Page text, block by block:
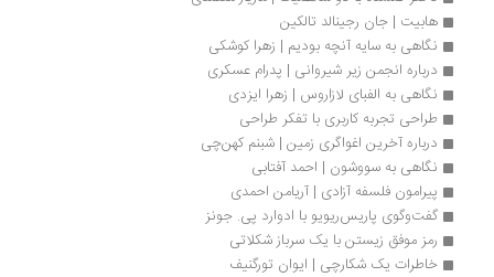
هابیت | جان رجینالد تالکین
نگاهی به سایه آنچه بودیم | زهرا کوشکی
درباره انجمن زیر شیروانی | پدرام عسکری
نگاهی به الفبای لازاروس | زهرا ایزدی
طراحی تجربه کاربری با تفکر طراحی
درباره آخرین اغواگری زمین | شبنم کهن‌چی
نگاهی به سووشون | احمد آفتابی
پیرامون فلسفه‌ آزادی | آریامن احمدی
گفت‌وگوی پاریس‌ریویو با ادوارد پی. جونز
رمز موفق زیستن با یک سرباز شکلاتی
خاطرات یک شکارچی | ایوان تورگنیف